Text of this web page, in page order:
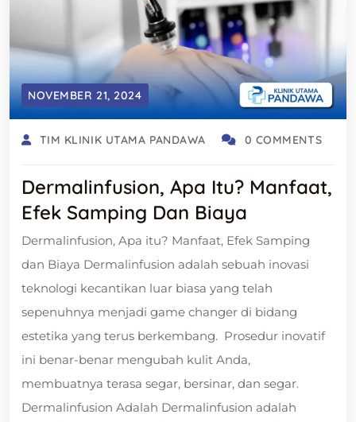
NOVEMBER 21, 2024
TIM KLINIK UTAMA PANDAWA 0 COMMENTS
Dermalinfusion, Apa Itu? Manfaat,
Efek Samping Dan Biaya
Dermalinfusion, Apa itu? Manfaat, Efek Samping
dan Biaya Dermalinfusion adalah sebuah inovasi
teknologi kecantikan luar biasa yang telah
sepenuhnya menjadi game changer di bidang
estetika yang terus berkembang. Prosedur inovatif
ini benar-benar mengubah kulit Anda,
membuatnya terasa segar, bersinar, dan segar.
Dermalinfusion Adalah Dermalinfusion adalah